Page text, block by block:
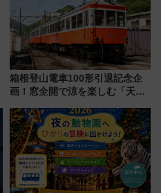
箱根登山電車100形引退記念企
画！窓全開で涼を楽しむ「天然
発売